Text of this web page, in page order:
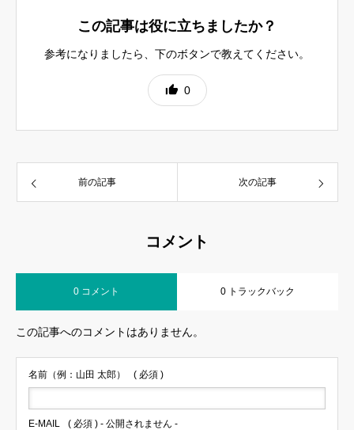
この記事は役に立ちましたか？
参考になりましたら、下のボタンで教えてください。
0
前の記事 次の記事
コメント
0 コメント 0 トラックバック
この記事へのコメントはありません。
名前（例：山田 太郎） ( 必須 )
E-MAIL ( 必須 ) - 公開されません -